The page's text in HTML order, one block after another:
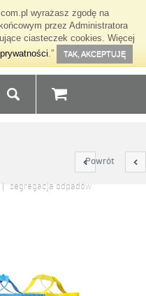
wyrażasz zgodę na
przez Administratora
ciasteczek cookies. Więcej
.” TAK, AKCEPTUJĘ
Powrót
segregacja odpadów